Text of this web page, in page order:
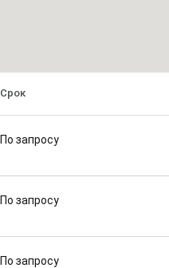
Срок
По запросу
По запросу
По запросу